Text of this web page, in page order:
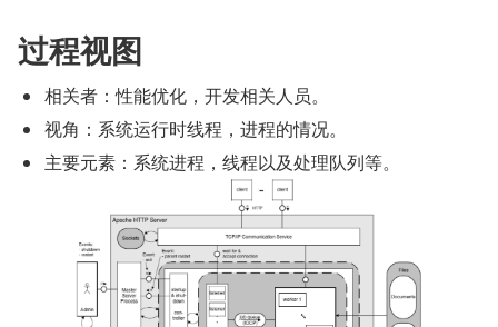
过程视图
相关者：性能优化，开发相关人员。
视角：系统运行时线程，进程的情况。
主要元素：系统进程，线程以及处理队列等。